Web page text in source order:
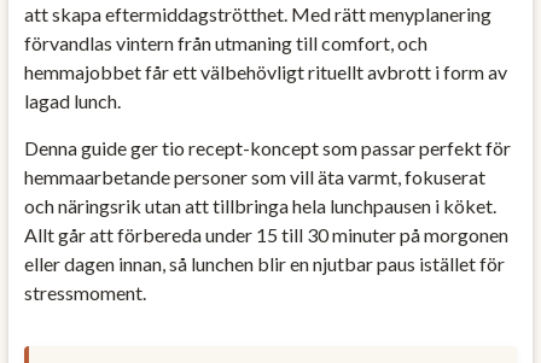
att skapa eftermiddagströtthet. Med rätt menyplanering
förvandlas vintern från utmaning till comfort, och
hemmajobbet får ett välbehövligt rituellt avbrott i form av
lagad lunch.
Denna guide ger tio recept-koncept som passar perfekt för
hemmaarbetande personer som vill äta varmt, fokuserat
och näringsrik utan att tillbringa hela lunchpausen i köket.
Allt går att förbereda under 15 till 30 minuter på morgonen
eller dagen innan, så lunchen blir en njutbar paus istället för
stressmoment.